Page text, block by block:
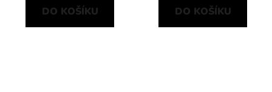
DO KOŠÍKU DO KOŠÍKU